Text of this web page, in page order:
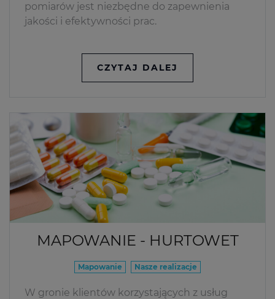
pomiarów jest niezbędne do zapewnienia
jakości i efektywności prac.
CZYTAJ DALEJ
MAPOWANIE - HURTOWET
Mapowanie Nasze realizacje
W gronie klientów korzystających z usług